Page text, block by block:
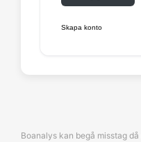
Skapa konto
Boanalys kan begå misstag